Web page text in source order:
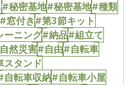
#秘密基地#秘密基地#種類
#窓付き#第3節キット
ーニング#納品#組立て
然災害#自由#自転車
スタンド
自転車収納#自転車小屋